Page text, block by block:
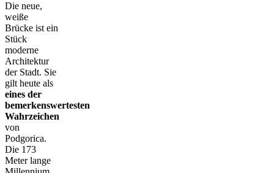
Die neue,
weiße
Brücke ist ein
Stück
moderne
Architektur
der Stadt. Sie
gilt heute als
eines der
bemerkenswertesten
Wahrzeichen
von
Podgorica.
Die 173
Meter lange